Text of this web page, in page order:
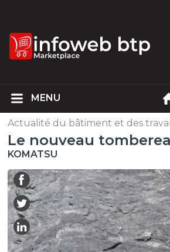
Actualité du bâtiment et des
Le nouveau
KOMATSU